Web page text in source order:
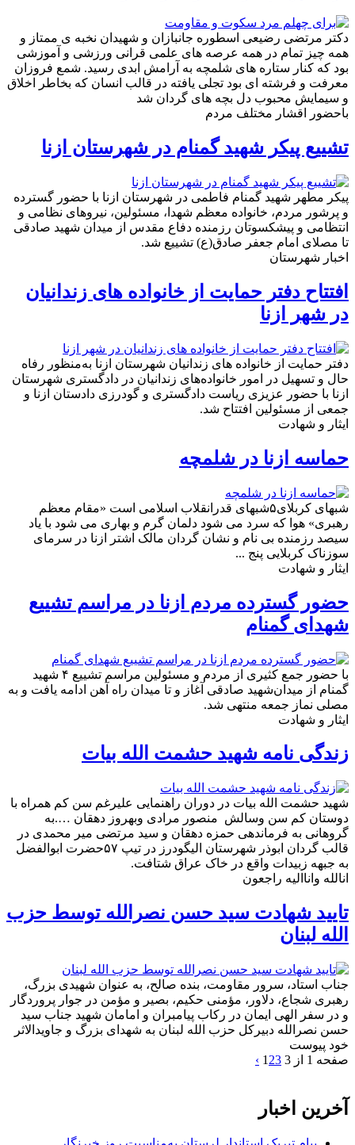
دکتر مرتضی رضیعی اسطوره جانبازان و شهیدان نخبه ی ممتاز و
همه چیز تمام در همه عرصه های علمی قرانی ورزشی و آموزشی
بود که کنار ستاره های شلمچه به آرامش ابدی رسید. شمع فروزان
معرفت و فرشته ای بود تجلی یافته در قالب انسان که بخاطر اخلاق
و سیمایش محبوب دل بچه های گردان شد
باحضور اقشار مختلف مردم
تشییع پیکر شهید گمنام در شهر‌ستان ازنا
پیکر مطهر شهید گمنام فاطمی در شهر‌ستان ازنا با حضور گسترده
و پرشور مردم، خانواده معظم شهدا، مسئولین، نیرو‌های نظامی و
انتظامی و پیشکسوتان رزمنده دفاع مقدس از میدان شهید صادقی
تا مصلای امام جعفر صادق(ع) تشییع شد.
اخبار شهرستان
افتتاح دفتر حمایت از خانواده های زندانیان
در شهر ازنا
دفتر حمایت از خانواده های زندانیان شهرستان ازنا به‌منظور رفاه
حال و تسهیل در امور خانواده‌های زندانیان در دادگستری شهرستان
ازنا با حضور عزیزی ریاست دادگستری و گودرزی دادستان ازنا و
جمعی از مسئولین افتتاح شد.
ایثار و شهادت
حماسه ازنا در شلمچه
شبهای کربلای۵شبهای قدرانقلاب اسلامی است «مقام معظم
رهبری» هوا که سرد می شود دلمان گرم و بهاری می شود با یاد
سیصد رزمنده بی نام و نشان گردان مالک اشتر ازنا در سرمای
سوزناک کربلایی پنج ...
ایثار و شهادت
حضور گسترده مردم ازنا در مراسم تشییع
شهدای گمنام
با حضور جمع کثیری از مردم و مسئولین مراسم‌ تشییع ۴ شهید
گمنام از میدان‌شهید صادقی آغاز و تا میدان راه آهن ادامه یافت و به
مصلی نماز جمعه منتهی شد.
ایثار و شهادت
زندگی نامه شهید حشمت الله بیات
شهید حشمت الله بیات در دوران راهنمایی علیرغم سن کم همراه با
دوستان کم سن وسالش منصور مرادی ‌وبهروز دهقان ….به
گروهانی به فرماندهی حمزه دهقان ‌و سید مرتضی میر محمدی در
قالب گردان ابوذر شهرستان الیگودرز در تیپ ۵۷حضرت ابوالفضل
به جبهه زبیدات واقع در خاک عراق شتافت.
انالله واناالیه راجعون
تایید شهادت سید حسن نصرالله توسط حزب
الله لبنان
جناب استاد، سرور مقاومت، بنده صالح، به عنوان شهیدی بزرگ،
رهبری شجاع، دلاور، مؤمنی حکیم، بصیر و مؤمن در جوار پروردگار
و در سفر الهی ایمان در رکاب پیامبران و امامان شهید جناب سید
حسن نصرالله دبیرکل حزب الله لبنان به شهدای بزرگ و جاویدالاثر
خود پیوست
صفحه 1 از 3
1 23
›
آخرین اخبار